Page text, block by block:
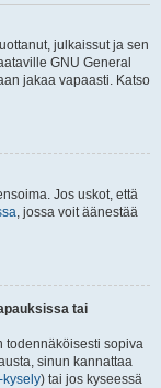
julkaissut ja sen
GNU General
jakaa vapaasti. Katso
Jos uskot, että
, jossa voit äänestää
tai
todennäköisesti sopiva
sinun kannattaa
kysely) tai jos kyseessä